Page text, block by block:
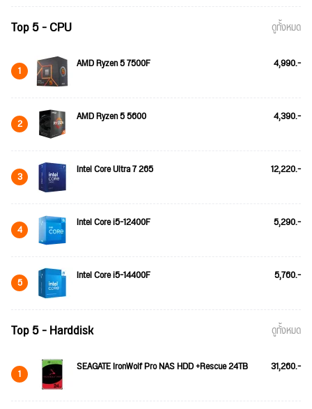
Top 5 - CPU ดูทั้งหมด
1 AMD Ryzen 5 7500F 4,990.-
2 AMD Ryzen 5 5600 4,390.-
3 Intel Core Ultra 7 265 12,220.-
4 Intel Core i5-12400F 5,290.-
5 Intel Core i5-14400F 5,760.-
Top 5 - Harddisk ดูทั้งหมด
1 SEAGATE IronWolf Pro NAS HDD +Rescue 24TB 31,260.-